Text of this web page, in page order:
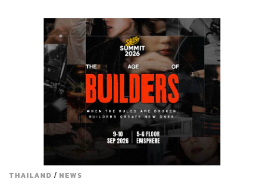
THAILAND / NEWS